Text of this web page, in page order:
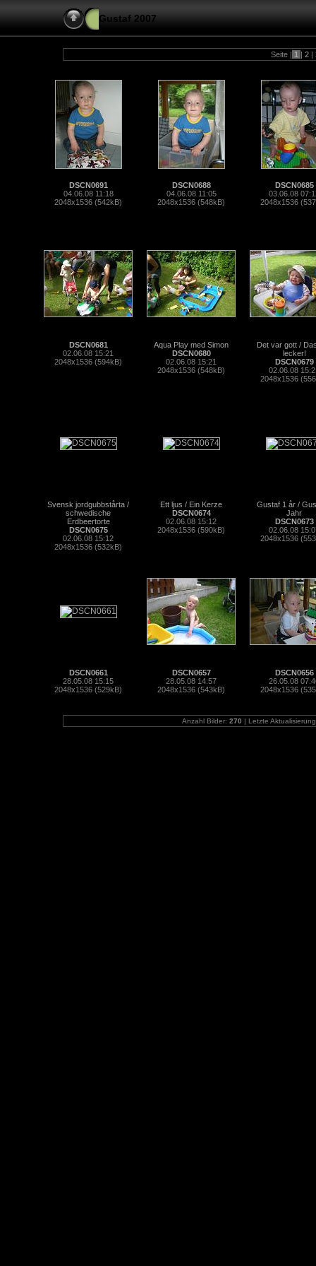
Gustaf 2007
Seite | 1 | 2 |
DSCN0691
04.06.08 11:18
2048x1536 (542kB)
DSCN0688
04.06.08 11:05
2048x1536 (548kB)
DSCN0685
03.06.08
2048x1536
DSCN0681
02.06.08 15:21
2048x1536 (594kB)
Aqua Play med Simon
DSCN0680
02.06.08 15:21
2048x1536 (548kB)
Det var gott /
lecker!
DSCN0679
02.06.08
2048x1536
Svensk jordgubbstårta /
schwedische
Erdbeertorte
DSCN0675
02.06.08 15:12
2048x1536 (532kB)
Ett ljus / Ein Kerze
DSCN0674
02.06.08 15:12
2048x1536 (590kB)
Gustaf 1 år /
Jahr
DSCN0673
02.06.08
2048x1536
DSCN0661
28.05.08 15:15
2048x1536 (529kB)
DSCN0657
28.05.08 14:57
2048x1536 (543kB)
DSCN0656
26.05.08
2048x1536
Anzahl Bilder: 270 | Letzte